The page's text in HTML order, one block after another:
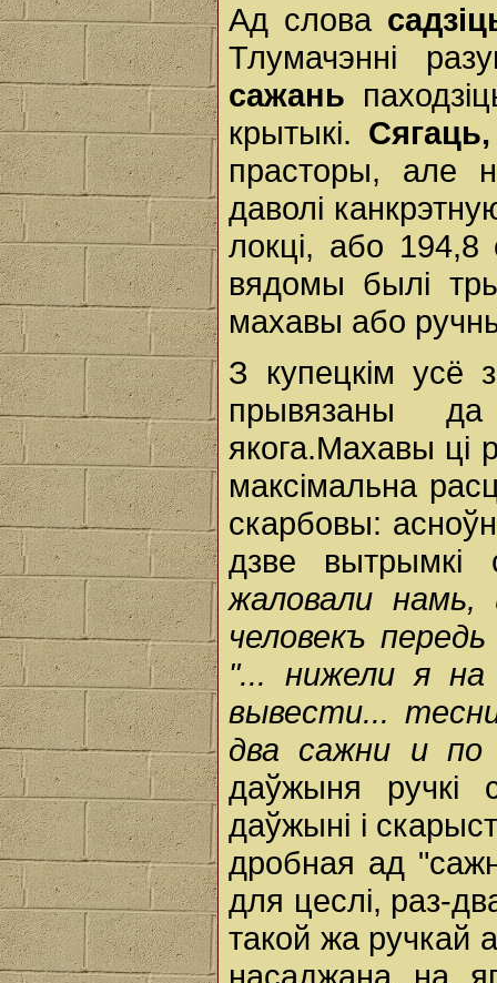
Ад слова
Тлумачэнні
сажань
крытыкі.
прасторы, але
даволі
локці, або
вядомы былі
махавы або
З купецкім усё
прывязаны
якога.Махавы ці
максімальна
скарбовы:
дзве
жаловали
человекъ
"... нижели я
вывести...
два сажни и по
даўжыня ручкі
даўжыні і
дробная ад
для цеслі, раз-
такой жа ручкай